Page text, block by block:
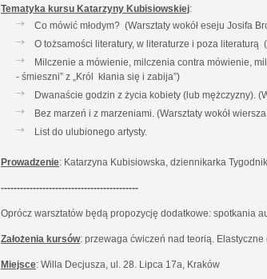
Tematyka kursu Katarzyny Kubisiowskiej:
Co mówić młodym? (Warsztaty wokół eseju Josifa
O tożsamości literatury, w literaturze i poza literaturą
Milczenie a mówienie, milczenia contra mówienie,
- śmieszni” z „Król kłania się i zabija”)
Dwanaście godzin z życia kobiety (lub mężczyzny).
Bez marzeń i z marzeniami. (Warsztaty wokół
List do ulubionego artysty.
Prowadzenie: Katarzyna Kubisiowska, dziennikarka
-------------------------------------------
Oprócz warsztatów będą propozycję dodatkowe: spotkania
Założenia kursów: przewaga ćwiczeń nad teorią.
Miejsce: Willa Decjusza, ul. 28. Lipca 17a, Kraków